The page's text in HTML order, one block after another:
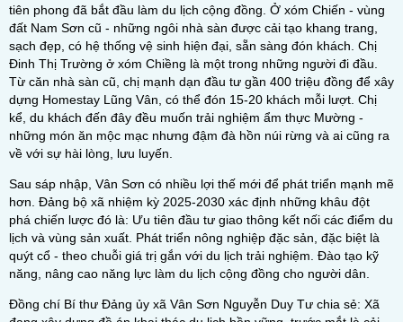
tiên phong đã bắt đầu làm du lịch cộng đồng. Ở xóm Chiến - vùng
đất Nam Sơn cũ - những ngôi nhà sàn được cải tạo khang trang,
sạch đẹp, có hệ thống vệ sinh hiện đại, sẵn sàng đón khách. Chị
Đinh Thị Trường ở xóm Chiềng là một trong những người đi đầu.
Từ căn nhà sàn cũ, chị mạnh dạn đầu tư gần 400 triệu đồng để xây
dựng Homestay Lũng Vân, có thể đón 15-20 khách mỗi lượt. Chị
kể, du khách đến đây đều muốn trải nghiệm ẩm thực Mường -
những món ăn mộc mạc nhưng đậm đà hồn núi rừng và ai cũng ra
về với sự hài lòng, lưu luyến.
Sau sáp nhập, Vân Sơn có nhiều lợi thế mới để phát triển mạnh mẽ
hơn. Đảng bộ xã nhiệm kỳ 2025-2030 xác định những khâu đột
phá chiến lược đó là: Ưu tiên đầu tư giao thông kết nối các điểm du
lịch và vùng sản xuất. Phát triển nông nghiệp đặc sản, đặc biệt là
quýt cổ - theo chuỗi giá trị gắn với du lịch trải nghiệm. Đào tạo kỹ
năng, nâng cao năng lực làm du lịch cộng đồng cho người dân.
Đồng chí Bí thư Đảng ủy xã Vân Sơn Nguyễn Duy Tư chia sẻ: Xã